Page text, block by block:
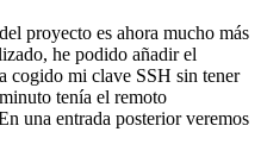
proyecto es ahora mucho más
he podido añadir el
cogido mi clave SSH sin tener
tenía el remoto
una entrada posterior veremos